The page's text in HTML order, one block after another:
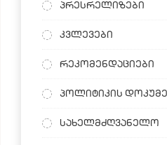
პრესრელიზები
კვლევები
რეკომენდაციები
პოლიტიკის
სახელმძღვანელო